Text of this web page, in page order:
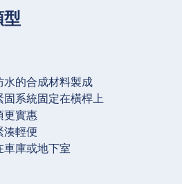
水的合成材料製成
固系統固定在橫桿上
更實惠
湊輕便
車庫或地下室